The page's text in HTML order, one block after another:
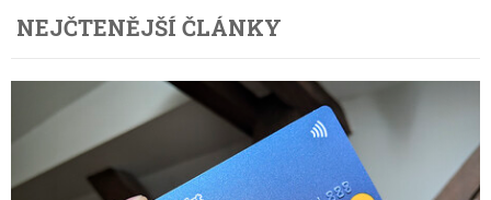
NEJČTENĚJŠÍ ČLÁNKY